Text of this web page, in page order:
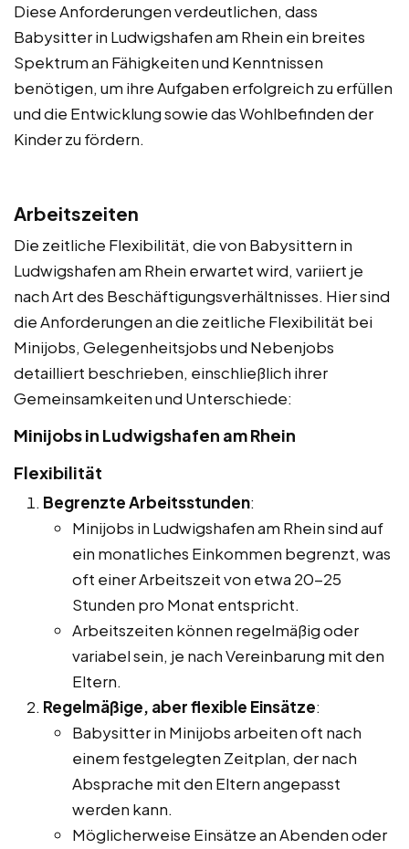
Diese Anforderungen verdeutlichen, dass
Babysitter in Ludwigshafen am Rhein ein breites
Spektrum an Fähigkeiten und Kenntnissen
benötigen, um ihre Aufgaben erfolgreich zu erfüllen
und die Entwicklung sowie das Wohlbefinden der
Kinder zu fördern.
Arbeitszeiten
Die zeitliche Flexibilität, die von Babysittern in
Ludwigshafen am Rhein erwartet wird, variiert je
nach Art des Beschäftigungsverhältnisses. Hier sind
die Anforderungen an die zeitliche Flexibilität bei
Minijobs, Gelegenheitsjobs und Nebenjobs
detailliert beschrieben, einschließlich ihrer
Gemeinsamkeiten und Unterschiede:
Minijobs in Ludwigshafen am Rhein
Flexibilität
Begrenzte Arbeitsstunden:
Minijobs in Ludwigshafen am Rhein sind auf
ein monatliches Einkommen begrenzt, was
oft einer Arbeitszeit von etwa 20-25
Stunden pro Monat entspricht.
Arbeitszeiten können regelmäßig oder
variabel sein, je nach Vereinbarung mit den
Eltern.
Regelmäßige, aber flexible Einsätze:
Babysitter in Minijobs arbeiten oft nach
einem festgelegten Zeitplan, der nach
Absprache mit den Eltern angepasst
werden kann.
Möglicherweise Einsätze an Abenden oder